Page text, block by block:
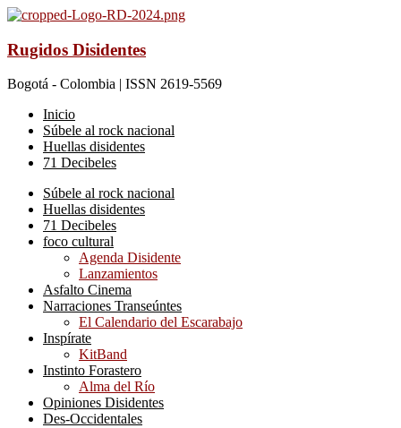
Rugidos Disidentes
Bogotá - Colombia | ISSN 2619-5569
Inicio
Súbele al rock nacional
Huellas disidentes
71 Decibeles
Súbele al rock nacional
Huellas disidentes
71 Decibeles
foco cultural
Agenda Disidente
Lanzamientos
Asfalto Cinema
Narraciones Transeúntes
El Calendario del Escarabajo
Inspírate
KitBand
Instinto Forastero
Alma del Río
Opiniones Disidentes
Des-Occidentales